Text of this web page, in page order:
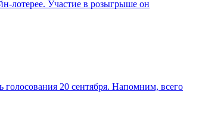
лотерее. Участие в розыгрыше он
20 сентября. Напомним, всего